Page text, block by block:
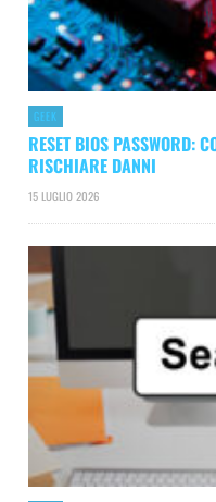
GEEK
RESET BIOS PASSWORD:
RISCHIARE DANNI
15 LUGLIO 2026